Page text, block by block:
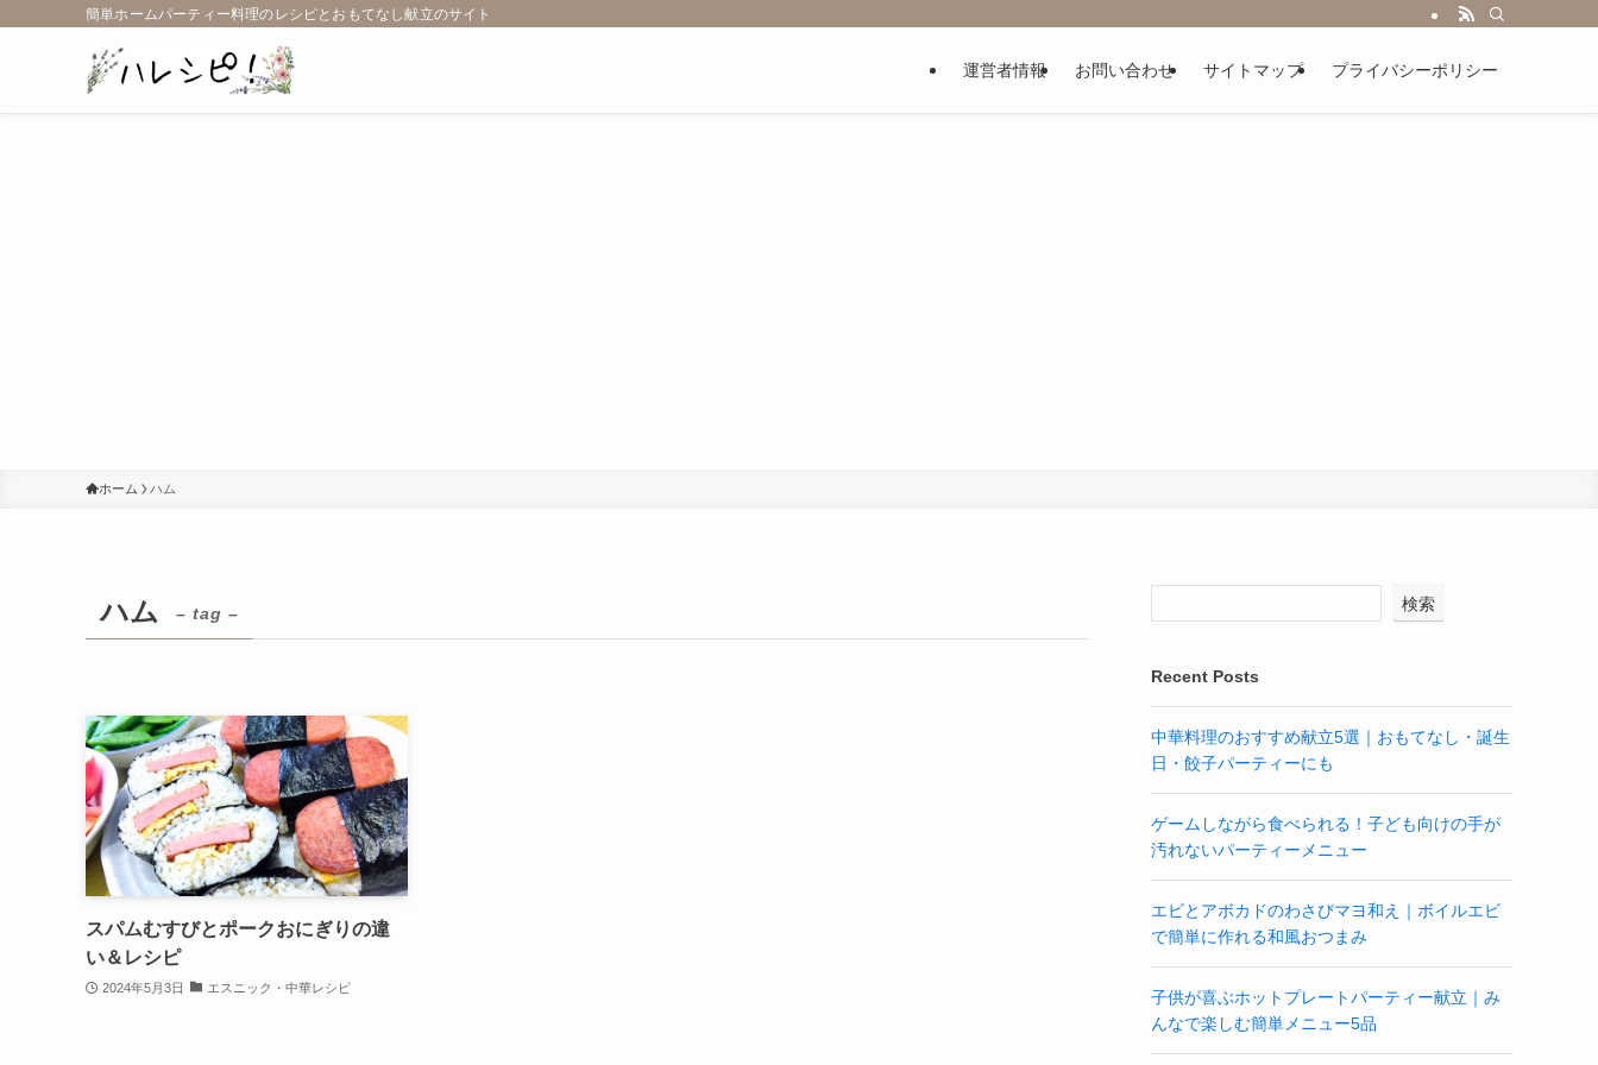
簡単ホームパーティー料理のレシピとおもてなし献立のサイト
運営者情報 お問い合わせ サイトマップ プライバシーポリシー
ホーム ハム
ハム – tag –
スパムむすびとポークおにぎりの違
い＆レシピ
2024年5月3日 エスニック・中華レシピ
検索
Recent Posts
中華料理のおすすめ献立5選｜おもてなし・誕生
日・餃子パーティーにも
ゲームしながら食べられる！子ども向けの手が
汚れないパーティーメニュー
エビとアボカドのわさびマヨ和え｜ボイルエビ
で簡単に作れる和風おつまみ
子供が喜ぶホットプレートパーティー献立｜み
んなで楽しむ簡単メニュー5品